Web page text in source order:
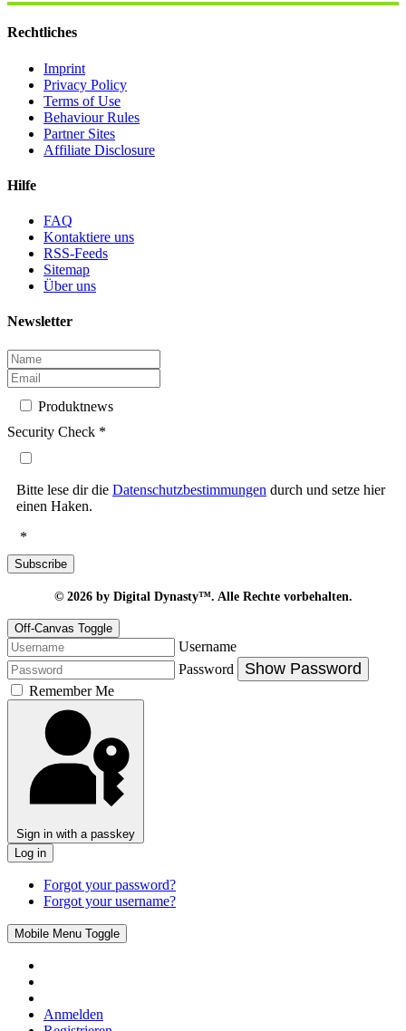
Rechtliches
Imprint
Privacy Policy
Terms of Use
Behaviour Rules
Partner Sites
Affiliate Disclosure
Hilfe
FAQ
Kontaktiere uns
RSS-Feeds
Sitemap
Über uns
Newsletter
Produktnews
Security Check *
Bitte lese dir die Datenschutzbestimmungen durch und setze hier
einen Haken.
*
Subscribe
© 2026 by Digital Dynasty™. Alle Rechte vorbehalten.
Off-Canvas Toggle
Username
Password
Show Password
Remember Me
Sign in with a passkey
Log in
Forgot your password?
Forgot your username?
Mobile Menu Toggle
Anmelden